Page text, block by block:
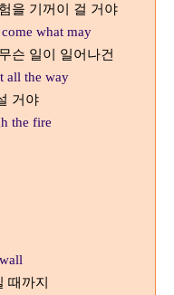
을 기꺼이 걸 거야
what may
무슨 일이 일어나건
all the way
거야
the fire
때까지